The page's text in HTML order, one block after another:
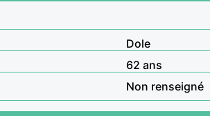
Dole
62 ans
Non renseigné